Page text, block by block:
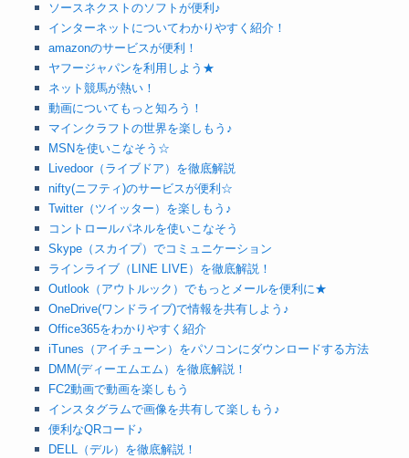
ソースネクストのソフトが便利♪
インターネットについてわかりやすく紹介！
amazonのサービスが便利！
ヤフージャパンを利用しよう★
ネット競馬が熱い！
動画についてもっと知ろう！
マインクラフトの世界を楽しもう♪
MSNを使いこなそう☆
Livedoor（ライブドア）を徹底解説
nifty(ニフティ)のサービスが便利☆
Twitter（ツイッター）を楽しもう♪
コントロールパネルを使いこなそう
Skype（スカイプ）でコミュニケーション
ラインライブ（LINE LIVE）を徹底解説！
Outlook（アウトルック）でもっとメールを便利に★
OneDrive(ワンドライブ)で情報を共有しよう♪
Office365をわかりやすく紹介
iTunes（アイチューン）をパソコンにダウンロードする方法
DMM(ディーエムエム）を徹底解説！
FC2動画で動画を楽しもう
インスタグラムで画像を共有して楽しもう♪
便利なQRコード♪
DELL（デル）を徹底解説！